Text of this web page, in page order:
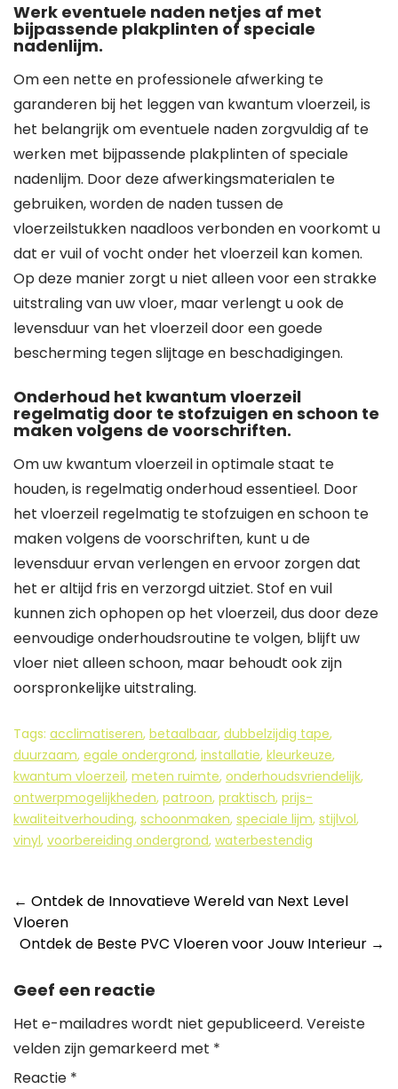
Werk eventuele naden netjes af met
bijpassende plakplinten of speciale
nadenlijm.
Om een nette en professionele afwerking te
garanderen bij het leggen van kwantum vloerzeil, is
het belangrijk om eventuele naden zorgvuldig af te
werken met bijpassende plakplinten of speciale
nadenlijm. Door deze afwerkingsmaterialen te
gebruiken, worden de naden tussen de
vloerzeilstukken naadloos verbonden en voorkomt u
dat er vuil of vocht onder het vloerzeil kan komen.
Op deze manier zorgt u niet alleen voor een strakke
uitstraling van uw vloer, maar verlengt u ook de
levensduur van het vloerzeil door een goede
bescherming tegen slijtage en beschadigingen.
Onderhoud het kwantum vloerzeil
regelmatig door te stofzuigen en schoon te
maken volgens de voorschriften.
Om uw kwantum vloerzeil in optimale staat te
houden, is regelmatig onderhoud essentieel. Door
het vloerzeil regelmatig te stofzuigen en schoon te
maken volgens de voorschriften, kunt u de
levensduur ervan verlengen en ervoor zorgen dat
het er altijd fris en verzorgd uitziet. Stof en vuil
kunnen zich ophopen op het vloerzeil, dus door deze
eenvoudige onderhoudsroutine te volgen, blijft uw
vloer niet alleen schoon, maar behoudt ook zijn
oorspronkelijke uitstraling.
Tags: acclimatiseren, betaalbaar, dubbelzijdig tape,
duurzaam, egale ondergrond, installatie, kleurkeuze,
kwantum vloerzeil, meten ruimte, onderhoudsvriendelijk,
ontwerpmogelijkheden, patroon, praktisch, prijs-
kwaliteitverhouding, schoonmaken, speciale lijm, stijlvol,
vinyl, voorbereiding ondergrond, waterbestendig
Berichtnavigatie
← Ontdek de Innovatieve Wereld van Next Level
Vloeren
Ontdek de Beste PVC Vloeren voor Jouw Interieur →
Geef een reactie
Het e-mailadres wordt niet gepubliceerd. Vereiste
velden zijn gemarkeerd met *
Reactie *